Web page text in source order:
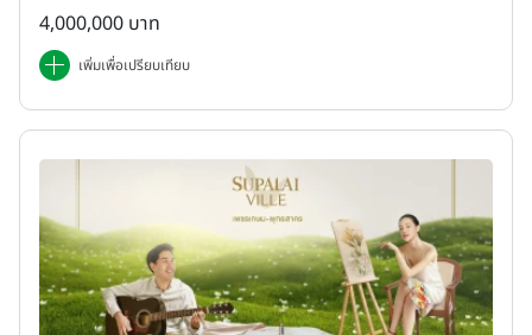
4,000,000 บาท
เพิ่มเพื่อเปรียบเทียบ